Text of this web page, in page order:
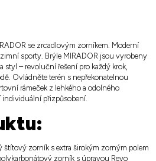
se zrcadlovým zorníkem. Moderní
sporty. Brýle MIRADOR jsou vyrobeny
styl – revoluční řešení pro každý krok,
Ovládněte terén s nepřekonatelnou
rámeček z lehkého a odolného
přizpůsobení.
štítový zorník s extra širokým zorným polem
zorník s úpravou Revo